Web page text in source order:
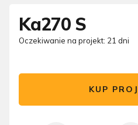
Ka270 S
Oczekiwanie na projekt: 21 dni
KUP